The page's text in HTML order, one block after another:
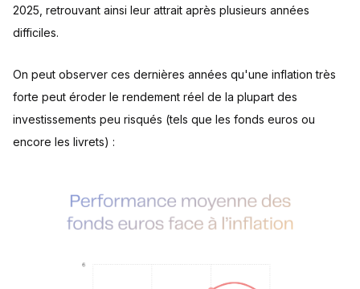
2025, retrouvant ainsi leur attrait après plusieurs années
difficiles.
On peut observer ces dernières années qu'une inflation très
forte peut éroder le rendement réel de la plupart des
investissements peu risqués (tels que les fonds euros ou
encore les livrets) :